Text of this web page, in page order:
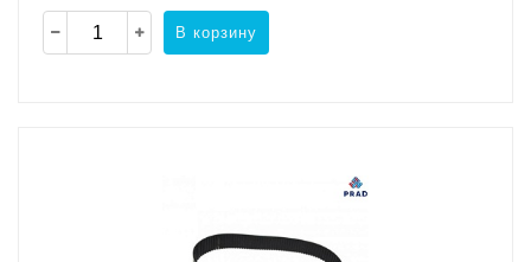
В корзину